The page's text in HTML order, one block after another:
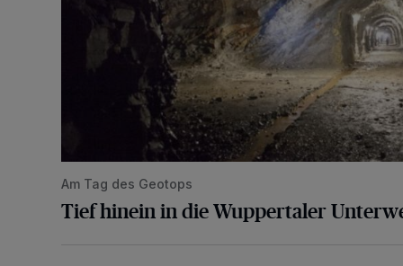
Am Tag des Geotops
Tief hinein in die Wuppertaler